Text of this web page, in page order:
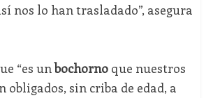
nos lo han trasladado”, asegura
“es unbochornoque nuestros
obligados, sin criba de edad, a